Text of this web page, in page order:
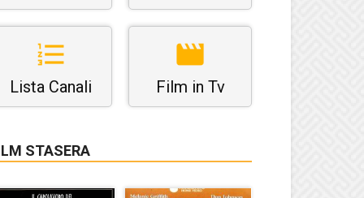
Lista Canali Film in Tv
STASERA